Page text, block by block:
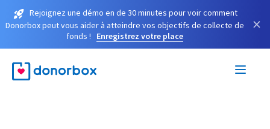
Rejoignez une démo en de 30 minutes pour voir comment
Donorbox peut vous aider à atteindre vos objectifs de collecte de
fonds !
Enregistrez votre place
×